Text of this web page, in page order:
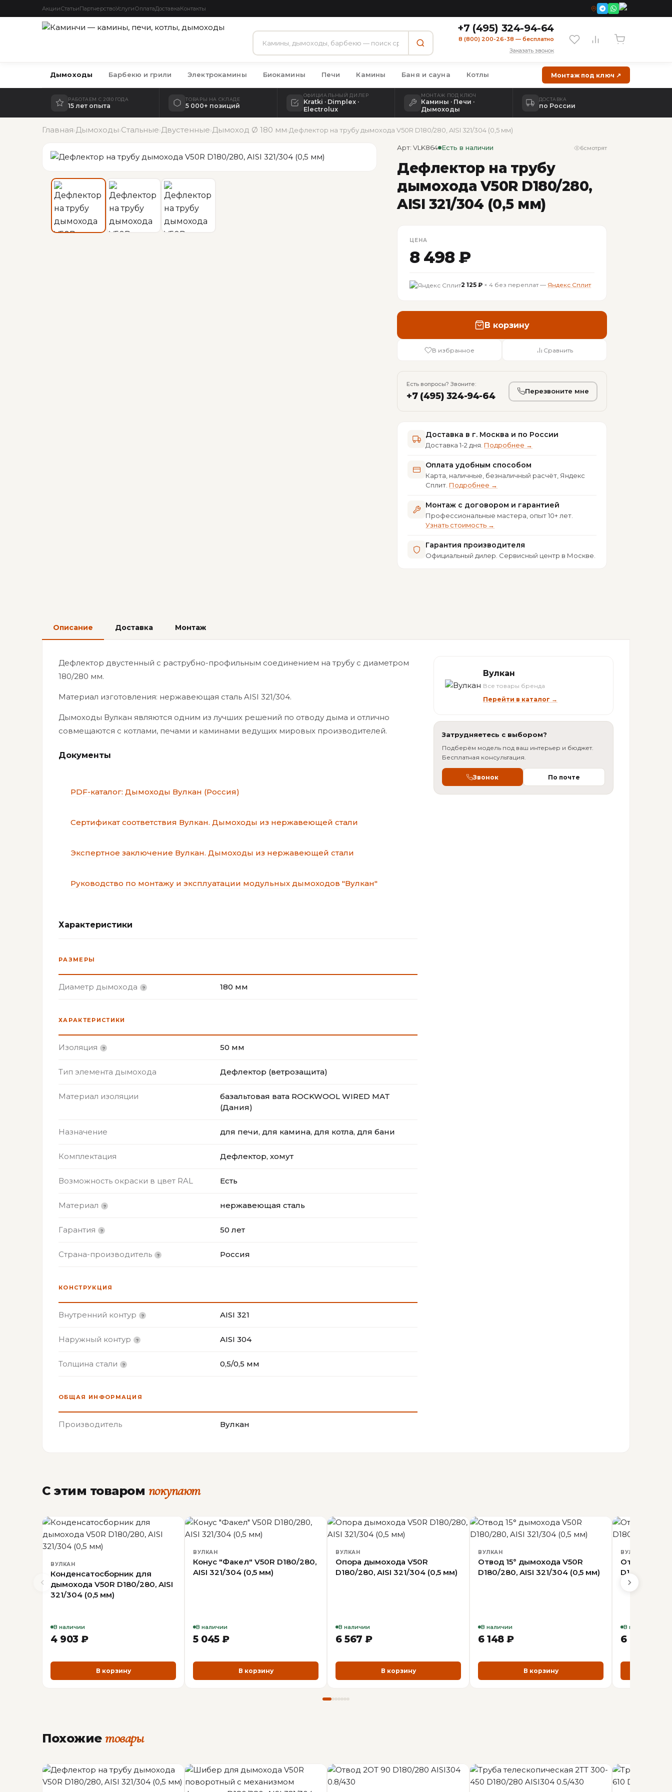
АкцииСтатьиПартнерствоУслугиОплатаДоставкаКонтакты
+7 (495) 324-94-64
8 (800) 200-26-38 — бесплатно
Заказать звонок
Дымоходы Барбекю и грили Электрокамины Биокамины Печи Камины Баня и сауна Котлы Монтаж под ключ ↗
РАБОТАЕМ С 2010 ГОДА
15 лет опыта
ТОВАРЫ НА СКЛАДЕ
5 000+ позиций
ОФИЦИАЛЬНЫЙ ДИЛЕР
Kratki · Dimplex ·
Electrolux
МОНТАЖ ПОД КЛЮЧ
Камины · Печи ·
Дымоходы
ДОСТАВКА
по России
Главная›Дымоходы›Стальные›Двустенные›Дымоход Ø 180 мм›Дефлектор на трубу дымохода V50R D180/280, AISI 321/304 (0,5 мм)
Арт: VLK864 Есть в наличии 6смотрят
Дефлектор на трубу
дымохода V50R D180/280,
AISI 321/304 (0,5 мм)
ЦЕНА
8 498 ₽
2 125 ₽ × 4 без переплат — Яндекс Сплит
В корзину
В избранное Сравнить
Есть вопросы? Звоните:
+7 (495) 324-94-64 Перезвоните мне
Доставка в г. Москва и по России
Доставка 1-2 дня. Подробнее →
Оплата удобным способом
Карта, наличные, безналичный расчёт, Яндекс
Сплит. Подробнее →
Монтаж с договором и гарантией
Профессиональные мастера, опыт 10+ лет.
Узнать стоимость →
Гарантия производителя
Официальный дилер. Сервисный центр в Москве.
Описание Доставка Монтаж
Дефлектор двустенный с раструбно-профильным соединением на трубу с диаметром
180/280 мм.
Материал изготовления: нержавеющая сталь AISI 321/304.
Дымоходы Вулкан являются одним из лучших решений по отводу дыма и отлично
совмещаются с котлами, печами и каминами ведущих мировых производителей.
Документы
PDF-каталог: Дымоходы Вулкан (Россия)
Сертификат соответствия Вулкан. Дымоходы из нержавеющей стали
Экспертное заключение Вулкан. Дымоходы из нержавеющей стали
Руководство по монтажу и эксплуатации модульных дымоходов "Вулкан"
Характеристики
РАЗМЕРЫ
Диаметр дымохода 180 мм
ХАРАКТЕРИСТИКИ
Изоляция 50 мм
Тип элемента дымохода Дефлектор (ветрозащита)
Материал изоляции
базальтовая вата ROCKWOOL WIRED MAT
(Дания)
Назначение для печи, для камина, для котла, для бани
Комплектация Дефлектор, хомут
Возможность окраски в цвет RAL Есть
Материал нержавеющая сталь
Гарантия 50 лет
Страна-производитель Россия
КОНСТРУКЦИЯ
Внутренний контур AISI 321
Наружный контур AISI 304
Толщина стали 0,5/0,5 мм
ОБЩАЯ ИНФОРМАЦИЯ
Производитель Вулкан
Вулкан
Все товары бренда
Перейти в каталог →
Затрудняетесь с выбором?
Подберём модель под ваш интерьер и бюджет.
Бесплатная консультация.
Звонок По почте
С этим товаром покупают
ВУЛКАН
Конденсатосборник для
дымохода V50R D180/280, AISI
321/304 (0,5 мм)
В наличии
4 903 ₽
В корзину
ВУЛКАН
Конус "Факел" V50R D180/280,
AISI 321/304 (0,5 мм)
В наличии
5 045 ₽
В корзину
ВУЛКАН
Опора дымохода V50R
D180/280, AISI 321/304 (0,5 мм)
В наличии
6 567 ₽
В корзину
ВУЛКАН
Отвод 15° дымохода V50R
D180/280, AISI 321/304 (0,5 мм)
В наличии
6 148 ₽
В корзину
ВУЛКАН
Отвод 30°
D180/280,
В наличии
6 763 ₽
Похожие товары